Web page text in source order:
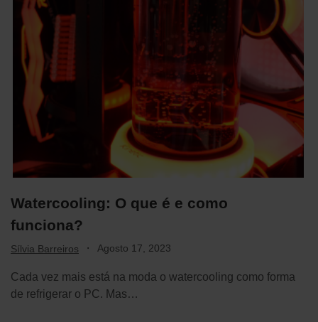
Watercooling: O que é e como
funciona?
Sílvia Barreiros · Agosto 17, 2023
Cada vez mais está na moda o watercooling como forma
de refrigerar o PC. Mas…